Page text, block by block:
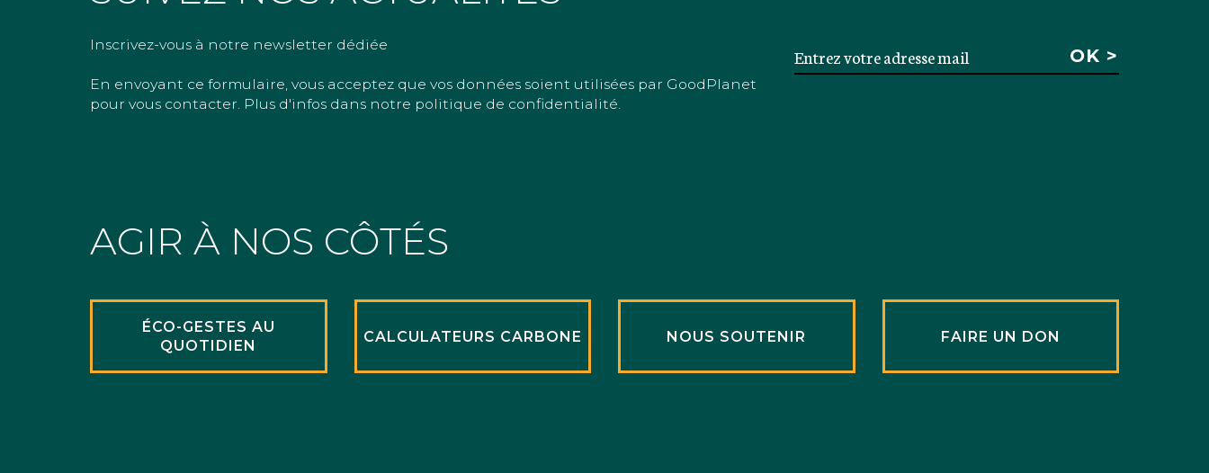
Inscrivez-vous à notre newsletter dédiée
En envoyant ce formulaire, vous acceptez que vos données soient utilisées par GoodPlanet
pour vous contacter. Plus d'infos dans notre politique de confidentialité.
AGIR À NOS CÔTÉS
ÉCO-GESTES AU
QUOTIDIEN
CALCULATEURS CARBONE NOUS SOUTENIR FAIRE UN DON